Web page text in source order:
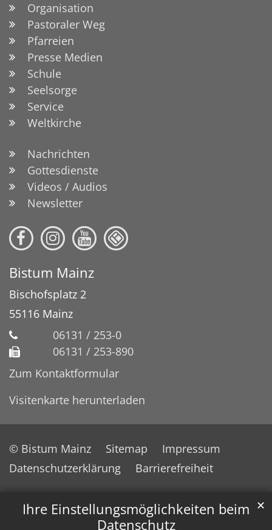
Ihre Einstellungsmöglichkeiten beim
Datenschutz
✕
Organisation
Pastoraler Weg
Pfarreien
Presse Medien
Schule
Seelsorge
Service
Weltkirche
Nachrichten
Gottesdienste
Videos / Audios
Newsletter
Bistum Mainz
Bischofsplatz 2
55116 Mainz
06131 / 253-0
06131 / 253-890
Zum Kontaktformular
Visitenkarte herunterladen
© Bistum Mainz Sitemap
Impressum
Datenschutzerklärung
Barrierefreiheit